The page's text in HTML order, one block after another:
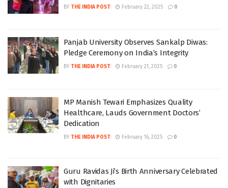
BY THE INDIA POST February 22, 2025 0
Panjab University Observes Sankalp Diwas:
Pledge Ceremony on India’s Integrity
BY THE INDIA POST February 21, 2025 0
MP Manish Tewari Emphasizes Quality
Healthcare, Lauds Government Doctors’
Dedication
BY THE INDIA POST February 16, 2025 0
Guru Ravidas Ji’s Birth Anniversary Celebrated
with Dignitaries